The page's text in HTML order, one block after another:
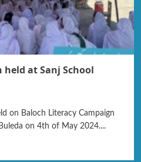
held at Sanj School
on Baloch Literacy Campaign
on 4th of May 2024....